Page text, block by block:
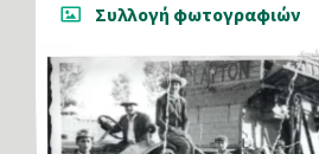
Συλλογή φωτογραφιών